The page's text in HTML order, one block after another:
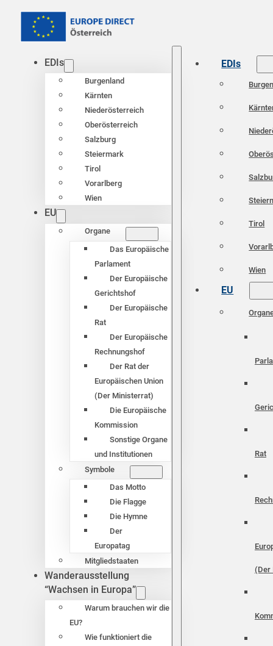
EDIs
Burgenland
Kärnten
Niederösterreich
Oberösterreich
Salzburg
Steiermark
Tirol
Vorarlberg
Wien
EU
Organe
Das Europäische
Parlament
Der Europäische
Gerichtshof
Der Europäische
Rat
Der Europäische
Rechnungshof
Der Rat der
Europäischen Union
(Der Ministerrat)
Die Europäische
Kommission
Sonstige Organe
und Institutionen
Symbole
Das Motto
Die Flagge
Die Hymne
Der
Europatag
Mitgliedstaaten
Wanderausstellung
“Wachsen in Europa”
Warum brauchen wir die
EU?
Wie funktioniert die
EDIs
Tirol
Wien
EU
Rat
(Der